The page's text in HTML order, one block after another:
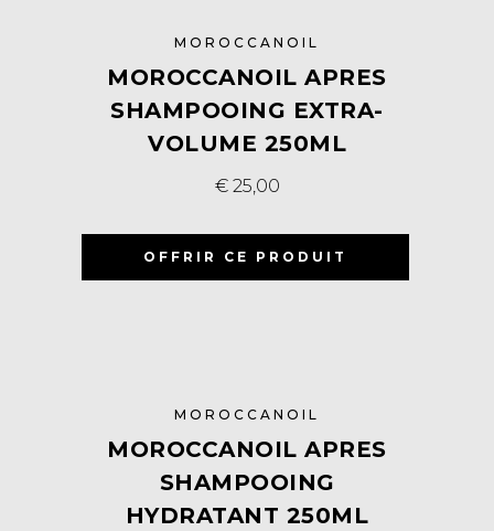
MOROCCANOIL
MOROCCANOIL APRES
SHAMPOOING EXTRA-
VOLUME 250ML
€25,00
OFFRIR CE PRODUIT
MOROCCANOIL
MOROCCANOIL APRES
SHAMPOOING
HYDRATANT 250ML